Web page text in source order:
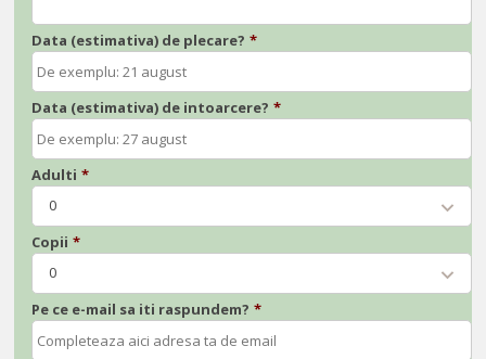
Data (estimativa) de plecare? *
Data (estimativa) de intoarcere? *
Adulti *
0
Copii *
0
Pe ce e-mail sa iti raspundem? *